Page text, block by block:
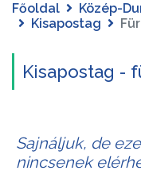
Főoldal Közép-
Kisapostag
Kisapostag -
Sajnáljuk, de
nincsenek